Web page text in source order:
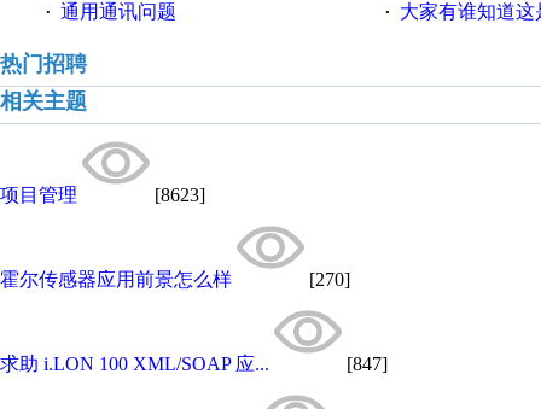
· 通用通讯问题 · 大家有谁知道
热门招聘
相关主题
项目管理 [8623]
霍尔传感器应用前景怎么样 [270]
求助 i.LON 100 XML/SOAP 应... [847]